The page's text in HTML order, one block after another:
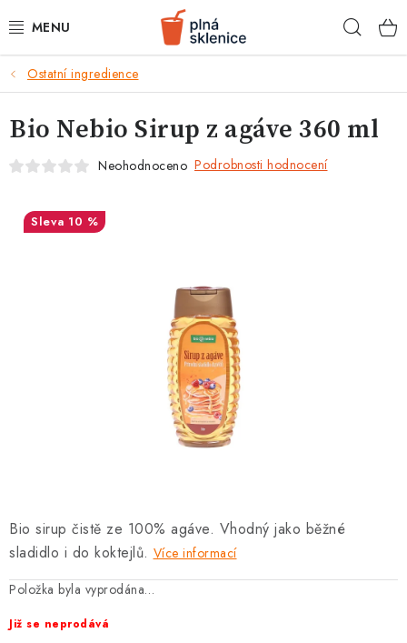
na
BARMANSKÉ POTŘEBY
SKLENICE NA KOKTEJLY
KOKTEJLOVÉ INGREDIENCE
KOKTEJLOVÉ SADY
Ostatní ingredience
Bio sirup čistě ze 100% agáve. Vhodný jako běžné
sladidlo i do koktejlů. Více informací
Položka byla vyprodána…
Již se neprodává
Bio Nebio Sirup z agáve 360 ml
Neohodnoceno Podrobnosti hodnocení
10 %